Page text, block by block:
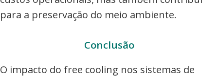
para a preservação do meio ambiente.
Conclusão
O impacto do free cooling nos sistemas de